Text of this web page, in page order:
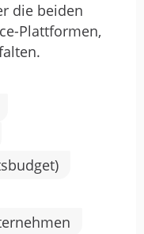
die beiden
Plattformen,